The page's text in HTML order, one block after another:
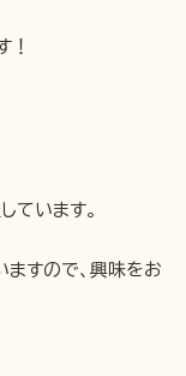
！
ています。
すので、興味をお